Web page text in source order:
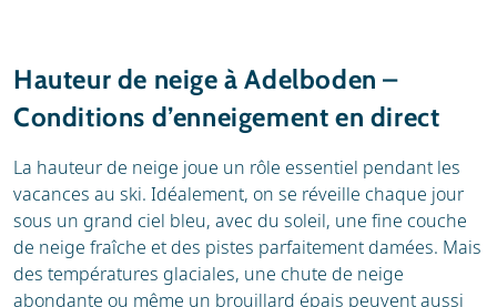
Hauteur de neige à Adelboden –
Conditions d’enneigement en direct
La hauteur de neige joue un rôle essentiel pendant les
vacances au ski. Idéalement, on se réveille chaque jour
sous un grand ciel bleu, avec du soleil, une fine couche
de neige fraîche et des pistes parfaitement damées. Mais
des températures glaciales, une chute de neige
abondante ou même un brouillard épais peuvent aussi